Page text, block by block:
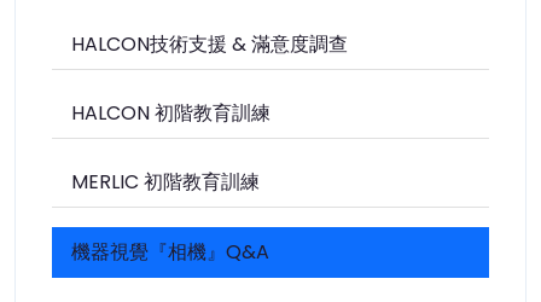
HALCON技術支援 & 滿意度調查
HALCON 初階教育訓練
MERLIC 初階教育訓練
機器視覺『相機』Q&A